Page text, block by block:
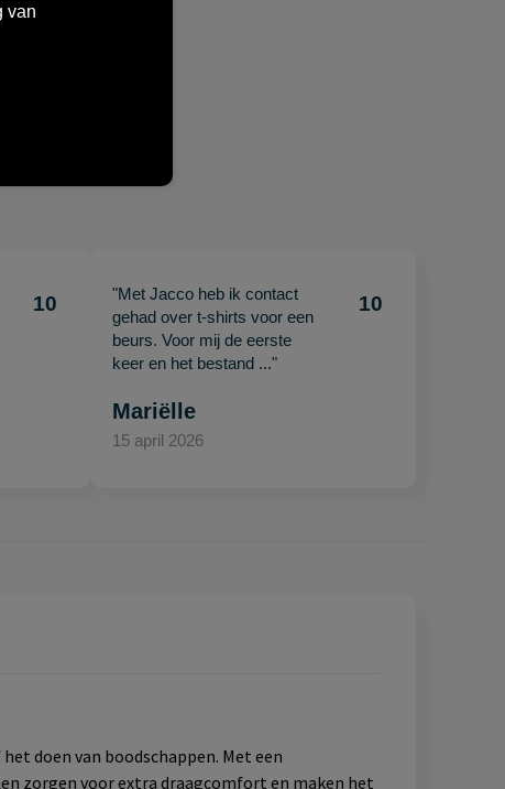
10
"Met Jacco heb ik contact
gehad over t-shirts voor een
beurs. Voor mij de eerste
keer en het bestand ..."
10
Mariëlle
15 april 2026
doen van boodschappen. Met een
zorgen voor extra draagcomfort en maken het
van